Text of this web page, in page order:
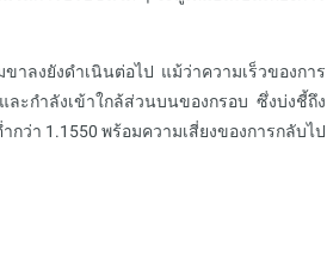
ลงยังดำเนินต่อไป แม้ว่าความเร็วของการ
ะกำลังเข้าใกล้ส่วนบนของกรอบ ซึ่งบ่งชี้ถึง
ว่า 1.1550 พร้อมความเสี่ยงของการกลับไป